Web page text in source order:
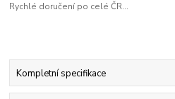
Rychlé doručení po celé ČR...
Kompletní specifikace